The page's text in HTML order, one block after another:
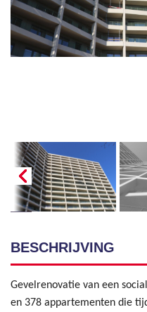
BESCHRIJVING
Gevelrenovatie van een
en 378 appartementen die